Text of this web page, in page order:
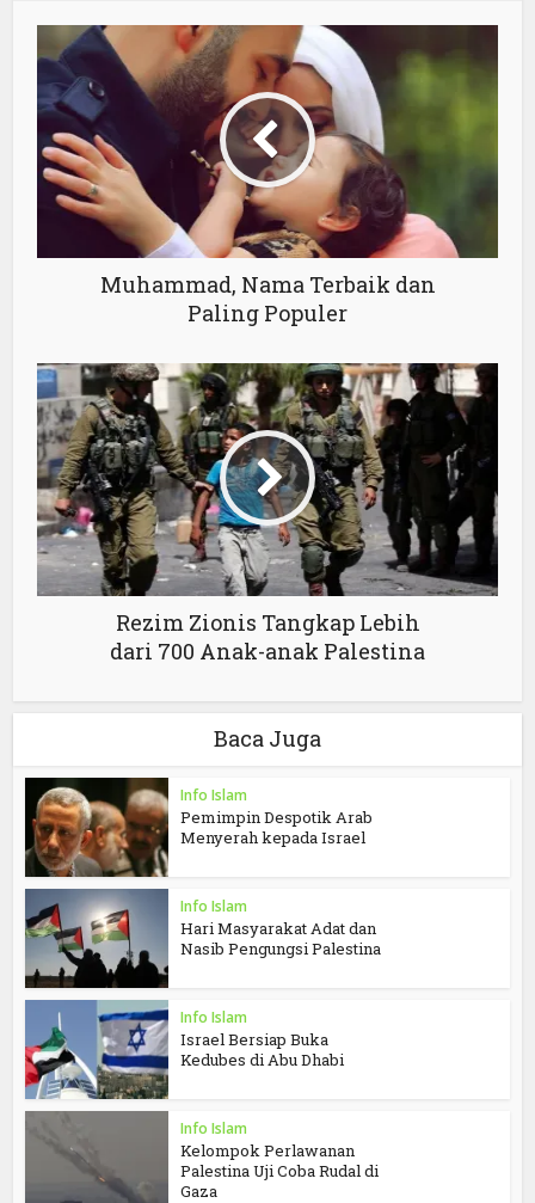
Muhammad, Nama Terbaik dan
Paling Populer
Rezim Zionis Tangkap Lebih
dari 700 Anak-anak Palestina
Baca Juga
Info Islam
Pemimpin Despotik Arab
Menyerah kepada Israel
Info Islam
Hari Masyarakat Adat dan
Nasib Pengungsi Palestina
Info Islam
Israel Bersiap Buka
Kedubes di Abu Dhabi
Info Islam
Kelompok Perlawanan
Palestina Uji Coba Rudal di
Gaza